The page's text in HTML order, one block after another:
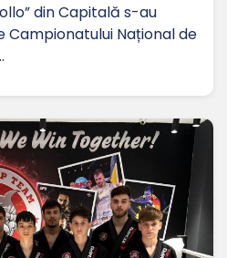
din Capitală s-au
Național de